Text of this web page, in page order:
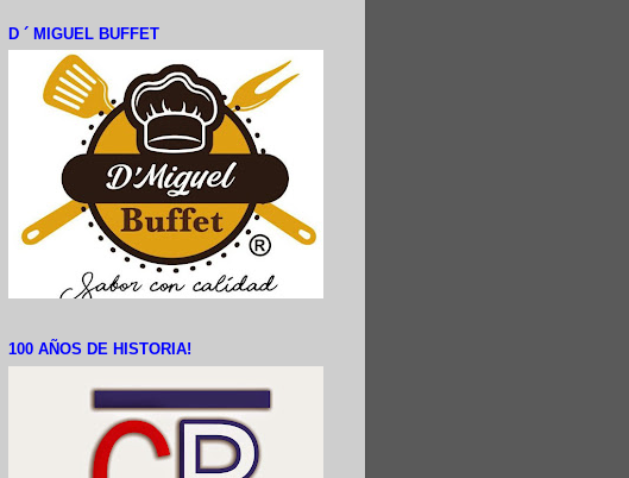
D ´ MIGUEL BUFFET
100 AÑOS DE HISTORIA!